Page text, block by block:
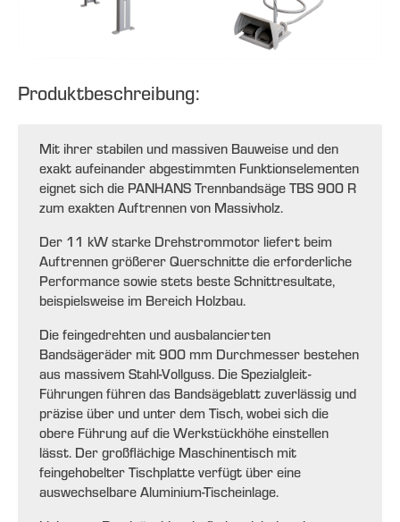
Produktbeschreibung:
Mit ihrer stabilen und massiven Bauweise und den
exakt aufeinander abgestimmten Funktionselementen
eignet sich die PANHANS Trennbandsäge TBS 900 R
zum exakten Auftrennen von Massivholz.
Der 11 kW starke Drehstrommotor liefert beim
Auftrennen größerer Querschnitte die erforderliche
Performance sowie stets beste Schnittresultate,
beispielsweise im Bereich Holzbau.
Die feingedrehten und ausbalancierten
Bandsägeräder mit 900 mm Durchmesser bestehen
aus massivem Stahl-Vollguss. Die Spezialgleit-
Führungen führen das Bandsägeblatt zuverlässig und
präzise über und unter dem Tisch, wobei sich die
obere Führung auf die Werkstückhöhe einstellen
lässt. Der großflächige Maschinentisch mit
feingehobelter Tischplatte verfügt über eine
auswechselbare Aluminium-Tischeinlage.